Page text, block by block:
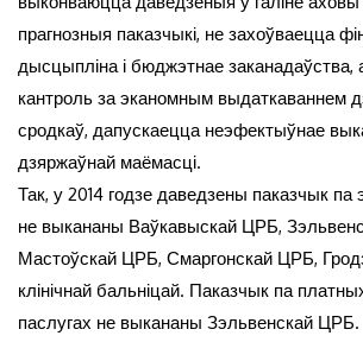
прагнозныя паказчыкі, не захоўваецца
дысцыпліна і бюджэтнае заканадаўства,
кантроль за эканомным выдаткаваннем
сродкаў, дапускаецца неэфектыўнае
дзяржаўнай маёмасці.
Так, у 2014 годзе даведзены паказчык па
не выкананы Ваўкавыскай ЦРБ,
Мастоўскай ЦРБ, Смаргонскай ЦРБ,
клінічнай бальніцай. Паказчык па
паслугах не выкананы Зэльвенскай ЦРБ.